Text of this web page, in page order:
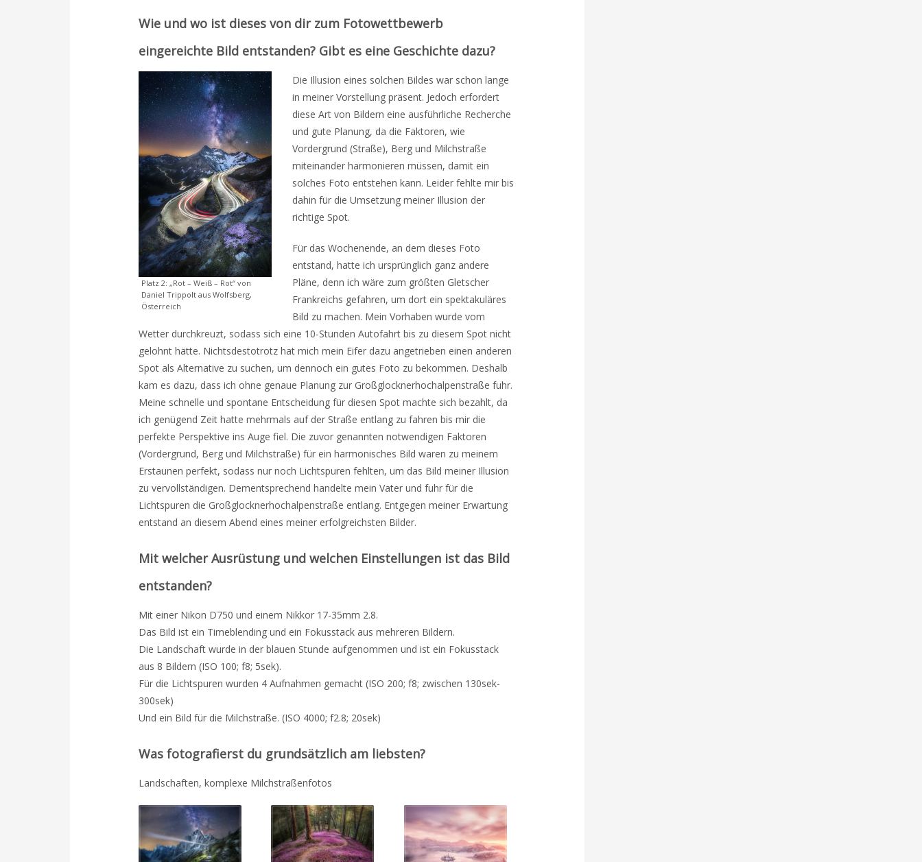
Wie und wo ist dieses von dir zum Fotowettbewerb
eingereichte Bild entstanden? Gibt es eine Geschichte dazu?
Platz 2: „Rot – Weiß – Rot“ von
Daniel Trippolt aus Wolfsberg,
Österreich
Die Illusion eines solchen Bildes war schon lange
in meiner Vorstellung präsent. Jedoch erfordert
diese Art von Bildern eine ausführliche Recherche
und gute Planung, da die Faktoren, wie
Vordergrund (Straße), Berg und Milchstraße
miteinander harmonieren müssen, damit ein
solches Foto entstehen kann. Leider fehlte mir bis
dahin für die Umsetzung meiner Illusion der
richtige Spot.
Für das Wochenende, an dem dieses Foto
entstand, hatte ich ursprünglich ganz andere
Pläne, denn ich wäre zum größten Gletscher
Frankreichs gefahren, um dort ein spektakuläres
Bild zu machen. Mein Vorhaben wurde vom
Wetter durchkreuzt, sodass sich eine 10-Stunden Autofahrt bis zu diesem Spot nicht
gelohnt hätte. Nichtsdestotrotz hat mich mein Eifer dazu angetrieben einen anderen
Spot als Alternative zu suchen, um dennoch ein gutes Foto zu bekommen. Deshalb
kam es dazu, dass ich ohne genaue Planung zur Großglocknerhochalpenstraße fuhr.
Meine schnelle und spontane Entscheidung für diesen Spot machte sich bezahlt, da
ich genügend Zeit hatte mehrmals auf der Straße entlang zu fahren bis mir die
perfekte Perspektive ins Auge fiel. Die zuvor genannten notwendigen Faktoren
(Vordergrund, Berg und Milchstraße) für ein harmonisches Bild waren zu meinem
Erstaunen perfekt, sodass nur noch Lichtspuren fehlten, um das Bild meiner Illusion
zu vervollständigen. Dementsprechend handelte mein Vater und fuhr für die
Lichtspuren die Großglocknerhochalpenstraße entlang. Entgegen meiner Erwartung
entstand an diesem Abend eines meiner erfolgreichsten Bilder.
Mit welcher Ausrüstung und welchen Einstellungen ist das Bild
entstanden?
Mit einer Nikon D750 und einem Nikkor 17-35mm 2.8.
Das Bild ist ein Timeblending und ein Fokusstack aus mehreren Bildern.
Die Landschaft wurde in der blauen Stunde aufgenommen und ist ein Fokusstack
aus 8 Bildern (ISO 100; f8; 5sek).
Für die Lichtspuren wurden 4 Aufnahmen gemacht (ISO 200; f8; zwischen 130sek-
300sek)
Und ein Bild für die Milchstraße. (ISO 4000; f2.8; 20sek)
Was fotografierst du grundsätzlich am liebsten?
Landschaften, komplexe Milchstraßenfotos